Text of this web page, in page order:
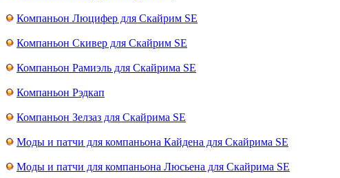
Компаньон Люцифер для Скайрим SE
Компаньон Скивер для Скайрим SE
Компаньон Рамиэль для Скайрима SE
Компаньон Рэдкап
Компаньон Зелзаз для Скайрима SE
Моды и патчи для компаньона Кайдена для Скайрима SE
Моды и патчи для компаньона Люсьена для Скайрима SE